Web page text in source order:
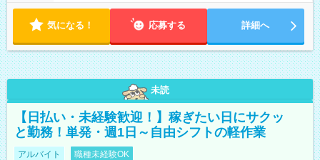
気になる！ 応募する 詳細へ
未読
【日払い・未経験歓迎！】稼ぎたい日にサクッ
と勤務！単発・週1日～自由シフトの軽作業
アルバイト 職種未経験OK